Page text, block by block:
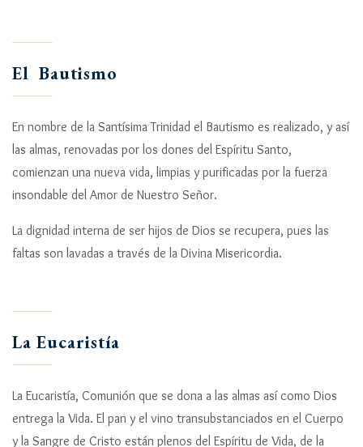
El Bautismo
En nombre de la Santísima Trinidad el Bautismo es realizado, y así
las almas, renovadas por los dones del Espíritu Santo,
comienzan una nueva vida, limpias y purificadas por la fuerza
insondable del Amor de Nuestro Señor.
La dignidad interna de ser hijos de Dios se recupera, pues las
faltas son lavadas a través de la Divina Misericordia.
La Eucaristía
La Eucaristía, Comunión que se dona a las almas así como Dios
entrega la Vida. El pan y el vino transubstanciados en el Cuerpo
y la Sangre de Cristo están plenos del Espíritu de Vida, de la